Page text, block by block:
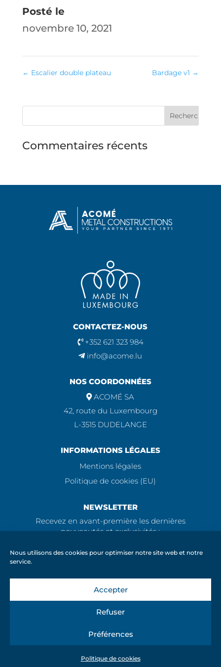
Nous utilisons des cookies pour optimiser notre site web et notre
service.
Accepter
Refuser
Préférences
Politique de cookies
Posté le
novembre 10, 2021
← Escalier double plateau Bardage v1 →
Commentaires récents
CONTACTEZ-NOUS
+352 621 323 984
info@acome.lu
NOS COORDONNÉES
ACOMÉ SA
42, route du Luxembourg
L-3515 DUDELANGE
INFORMATIONS LÉGALES
Mentions légales
Politique de cookies (EU)
NEWSLETTER
Recevez en avant-première les dernières
nouveautés et exclusivités :
ENVOI